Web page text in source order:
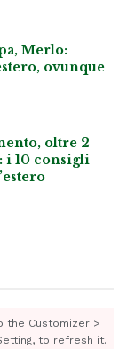
Merlo:
ovunque
oltre 2
10 consigli
the Customizer >
to refresh it.